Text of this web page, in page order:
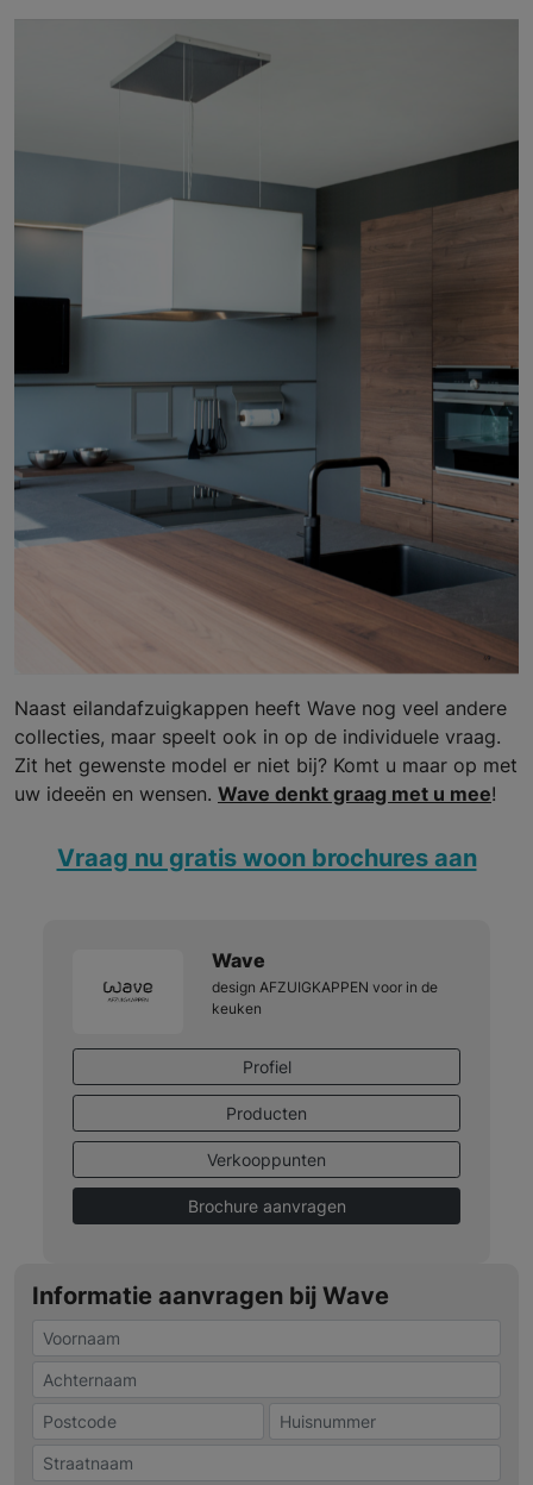
Naast eilandafzuigkappen heeft Wave nog veel andere
collecties, maar speelt ook in op de individuele vraag.
Zit het gewenste model er niet bij? Komt u maar op met
uw ideeën en wensen. Wave denkt graag met u mee!
Vraag nu gratis woon brochures aan
Wave
design AFZUIGKAPPEN voor in de
keuken
Profiel
Producten
Verkooppunten
Brochure aanvragen
Informatie aanvragen bij Wave